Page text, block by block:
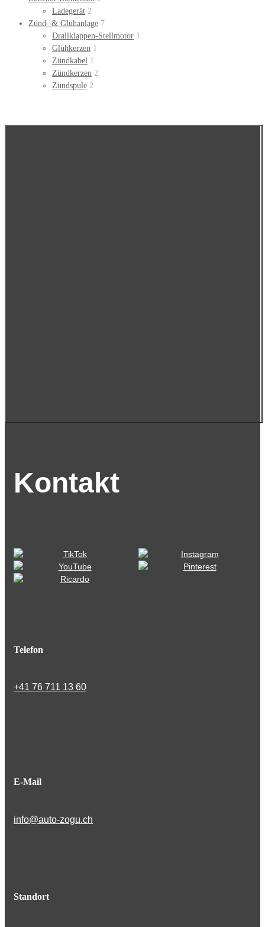
Ladegerät 2
Zünd- & Glühanlage 7
Drallklappen-Stellmotor 1
Glühkerzen 1
Zündkabel 1
Zündkerzen 2
Zündspule 2
Kontakt
Telefon
+41 76 711 13 60
E-Mail
info@auto-zogu.ch
Standort